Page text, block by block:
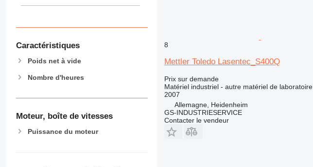
Caractéristiques
Poids net à vide
Nombre d'heures
Moteur, boîte de vitesses
Puissance du moteur
8
Mettler Toledo Lasentec_S400Q
Prix sur demande
Matériel industriel - autre matériel de laboratoire
2007
Allemagne, Heidenheim
GS-INDUSTRIESERVICE
Contacter le vendeur